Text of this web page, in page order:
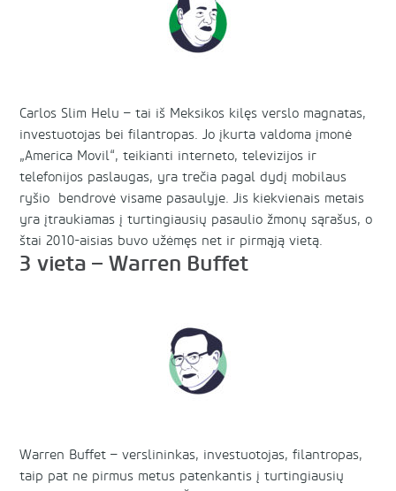
Carlos Slim Helu – tai iš Meksikos kilęs verslo magnatas,
investuotojas bei filantropas. Jo įkurta valdoma įmonė
„America Movil“, teikianti interneto, televizijos ir
telefonijos paslaugas, yra trečia pagal dydį mobilaus
ryšio bendrovė visame pasaulyje. Jis kiekvienais metais
yra įtraukiamas į turtingiausių pasaulio žmonų sąrašus, o
štai 2010-aisias buvo užėmęs net ir pirmąją vietą.
3 vieta – Warren Buffet
Warren Buffet – verslininkas, investuotojas, filantropas,
taip pat ne pirmus metus patenkantis į turtingiausių